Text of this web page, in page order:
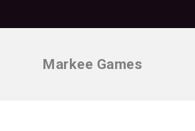
Markee Games